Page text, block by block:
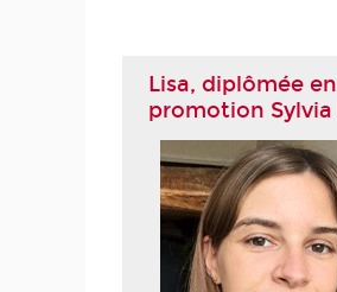
Lisa, diplômée
promotion Sylvia